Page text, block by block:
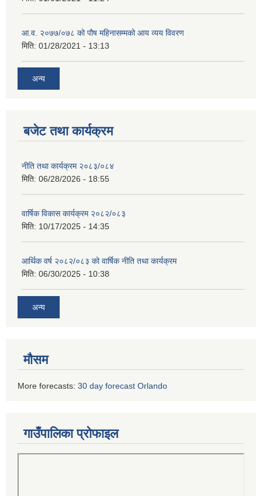
आ.व. २०७७/०७८ को पौष महिनासम्मको आय व्यय विवरण
मिति: 01/28/2021 - 13:13
अन्य
बजेट तथा कार्यक्रम
नीति तथा कार्यक्रम २०८३/०८४
मिति: 06/28/2026 - 18:55
वार्षिक विकास कार्यक्रम २०८२/०८३
मिति: 10/17/2025 - 14:35
आर्थिक वर्ष २०८२/०८३ को वार्षिक नीति तथा कार्यक्रम
मिति: 06/30/2025 - 10:38
अन्य
मौसम
More forecasts: 30 day forecast Orlando
गाउँपालिका प्रोफाइल